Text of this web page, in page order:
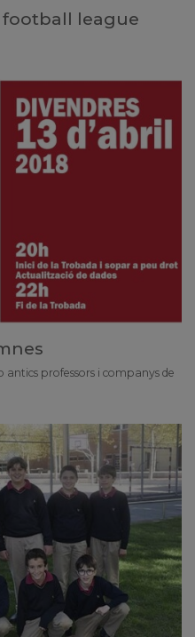
league
professors i companys de